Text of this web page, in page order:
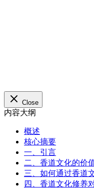
Close
内容大纲
概述
核心摘要
一、引言
二、香道文化的价
三、如何通过香道
四、香道文化修养